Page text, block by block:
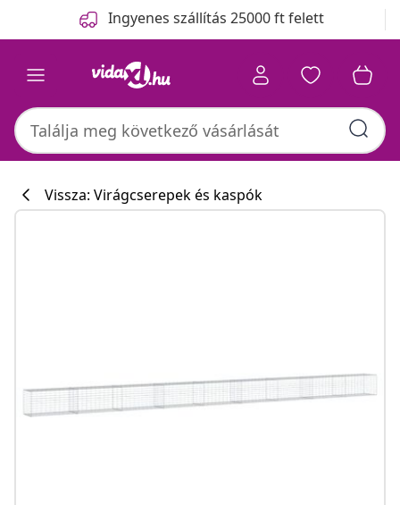
Ingyenes szállítás 25000 ft felett
Vissza: Virágcserepek és kaspók